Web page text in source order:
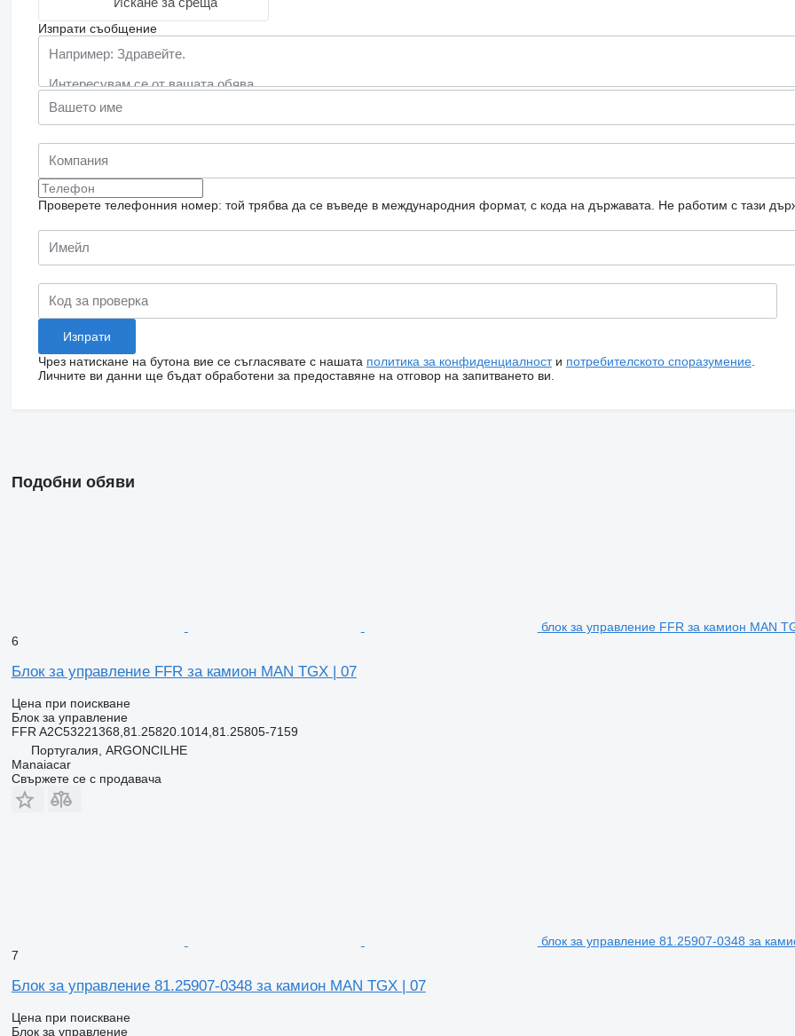
Изпрати съобщение
Проверете телефонния номер: той трябва да се въведе в международния формат, с кода на държавата. Не работим с тази
Чрез натискане на бутона вие се съгласявате с нашата политика за конфиденциалности потребителското споразумение.
Личните ви данни ще бъдат обработени за предоставяне на отговор на запитването ви.
Подобни обяви
блок за управление FFR за камион MAN
6
Блок за управление FFR за камион MAN TGX | 07
Цена при поискване
Блок за управление
FFR A2C53221368,81.25820.1014,81.25805-7159
Португалия, ARGONCILHE
Manaiacar
Свържете се с продавача
блок за управление 81.25907-0348 за
7
Блок за управление 81.25907-0348 за камион MAN TGX | 07
Цена при поискване
Блок за управление